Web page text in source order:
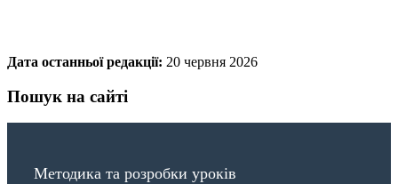
Дата останньої редакції: 20 червня 2026
Пошук на сайті
Методика та розробки уроків